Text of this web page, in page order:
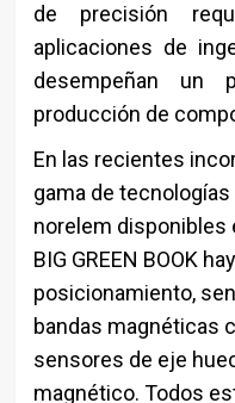
de precisión
aplicaciones de
desempeñan un
producción de
En las recientes
gama de
norelem disponibles
BIG GREEN BOOK
posicionamiento,
bandas magnéticas
sensores de eje
magnético. Todos